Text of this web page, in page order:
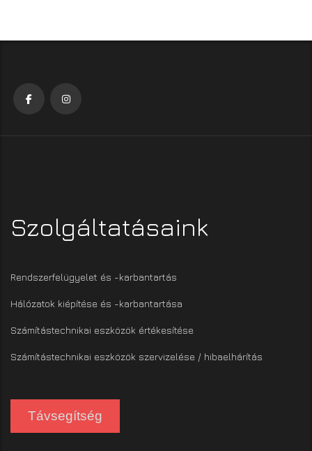
Szolgáltatásaink
Rendszerfelügyelet és -karbantartás
Hálózatok kiépítése és -karbantartása
Számítástechnikai eszközök értékesítése
Számítástechnikai eszközök szervizelése / hibaelhárítás
Távsegítség